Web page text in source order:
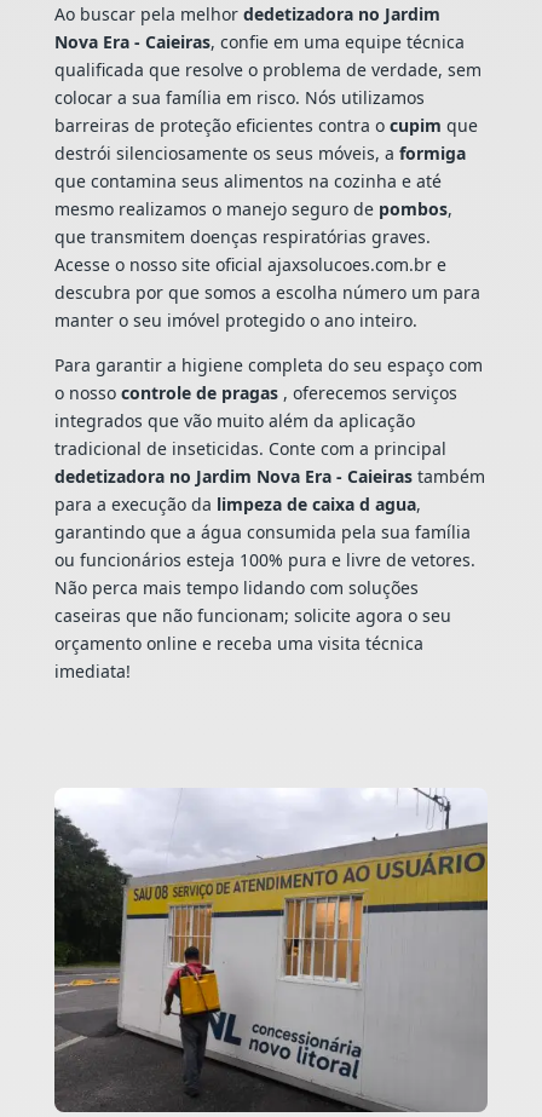
Ao buscar pela melhor dedetizadora no Jardim
Nova Era - Caieiras, confie em uma equipe técnica
qualificada que resolve o problema de verdade, sem
colocar a sua família em risco. Nós utilizamos
barreiras de proteção eficientes contra o cupim que
destrói silenciosamente os seus móveis, a formiga
que contamina seus alimentos na cozinha e até
mesmo realizamos o manejo seguro de pombos,
que transmitem doenças respiratórias graves.
Acesse o nosso site oficial ajaxsolucoes.com.br e
descubra por que somos a escolha número um para
manter o seu imóvel protegido o ano inteiro.
Para garantir a higiene completa do seu espaço com
o nosso controle de pragas , oferecemos serviços
integrados que vão muito além da aplicação
tradicional de inseticidas. Conte com a principal
dedetizadora no Jardim Nova Era - Caieirastambém
para a execução da limpeza de caixa d agua,
garantindo que a água consumida pela sua família
ou funcionários esteja 100% pura e livre de vetores.
Não perca mais tempo lidando com soluções
caseiras que não funcionam; solicite agora o seu
orçamento online e receba uma visita técnica
imediata!